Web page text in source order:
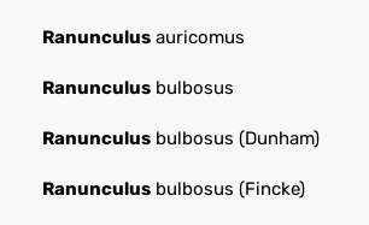
Ranunculus auricomus
Ranunculus bulbosus
Ranunculus bulbosus (Dunham)
Ranunculus bulbosus (Fincke)